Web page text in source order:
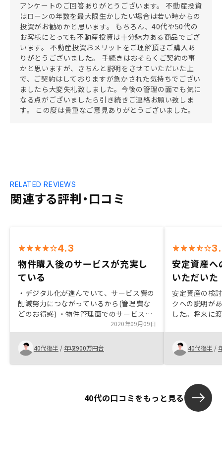
アンケートのご回答ありがとうございます。 不動産投資
はローンの年数を最大限生かしたい場合は若い時からの
投資がお勧めかと思います。 もちろん、40代や50代の
お客様にとっても不動産投資は十分魅力ある商品でござ
います。 不動産投資おメリットをご理解頂きご購入あ
りがとうございました。 手続きはおそらくご契約の事
かと思いますが、きちんと説明をさせていただいた上
で、ご契約はしておりますが急かされた気持ちでござい
ましたら大変失礼致しました。今後の管理の面でも気に
なる点がございましたら引き続きご連絡お願い致しま
す。 この度は貴重なご意見ありがとうございました。
関連する評判・口コミ
RELATED REVIEWS
4.3
物件購入後のサービスが充実し
ている
・デジタル化が進んでいて、サービス費の
削減努力につながっているから(管理費な
どのお得感) ・物件管理面でのサービスが
充実していた ・確定申告書の無料口座の
開催・物件情報の誤表記の改善(1件目は、
駅名の間違え、5軒目は「角部屋」の図面
が出てたので角部屋と思ったが、実際は違
った ・資産運用の目標に向けての戦略的
の、普通の不動産売買の取り扱い → 高
2020年09月09日
40代後半 / 年収900万円台
安定資産へ
いただいた
安定資産の検
クへの説明が
した。将来に
ての不動産投
た。面談はこ
き、かつオン
ることができ
の充実
40代後半 /
40代の口コミをもっと見る